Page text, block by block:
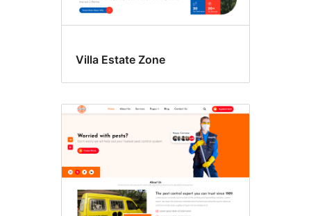
Villa Estate Zone